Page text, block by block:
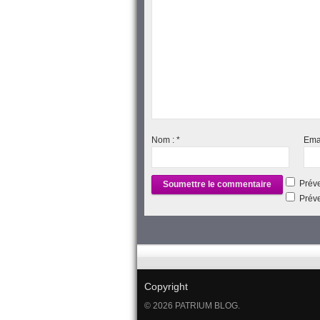
Nom : *
Copyright
© 2026 PATRIUM BLOG.